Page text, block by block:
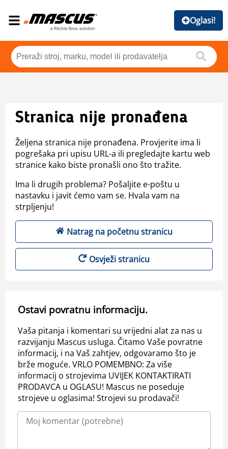
Oglasi!
Stranica nije pronađena
Željena stranica nije pronađena. Provjerite ima li
pogrešaka pri upisu URL-a ili pregledajte kartu web
stranice kako biste pronašli ono što tražite.
Ima li drugih problema? Pošaljite e-poštu u
nastavku i javit ćemo vam se. Hvala vam na
strpljenju!
Natrag na početnu stranicu
Osvježi stranicu
Ostavi povratnu informaciju.
Vaša pitanja i komentari su vrijedni alat za nas u
razvijanju Mascus usluga. Čitamo Vaše povratne
informacij, i na Vaš zahtjev, odgovaramo što je
brže moguće. VRLO POMEMBNO: Za više
informacij o strojevima UVIJEK KONTAKTIRATI
PRODAVCA u OGLASU! Mascus ne poseduje
strojeve u oglasima! Strojevi su prodavači!